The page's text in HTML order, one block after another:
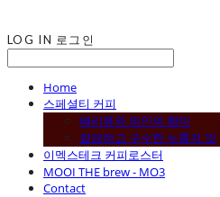
LOG IN 로그인
Home
스페셜티 커피
베리류와 와인의 향미
깔끔하고 구수한 누룽지 맛
이멕스테크 커피로스터
MOOI THE brew - MO3
Contact